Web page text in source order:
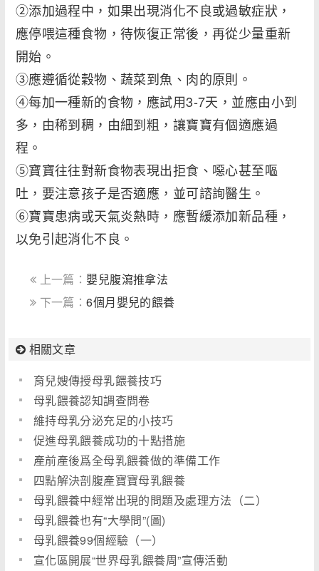
②添加過程中，如果出現消化不良或過敏症狀，
應停喂這種食物，待恢復正常後，再從少量重新
開始。
③應遵循從穀物、蔬菜到魚、肉的原則。
④每加一種新的食物，應試用3-7天，並應由小到
多，由稀到稠，由細到粗，讓寶寶有個適應過
程。
⑤寶寶往往對新食物表現出拒食、噁心甚至嘔
吐，要注意孩子是否適應，並可諮詢醫生。
⑥寶寶患病或天氣炎熱時，應暫緩添加新品種，
以免引起消化不良。
上一篇： 嬰兒腹瀉推拿法
下一篇：6個月嬰兒的餵養
相關文章
育兒嫂傳授母乳餵養技巧
母乳餵養認知調查問卷
維持母乳分泌充足的小技巧
促進母乳餵養成功的十點措施
產前產後爲全母乳餵養做的準備工作
四點解決剖腹產寶寶母乳餵養
母乳餵養中經常出現的問題及處理方法（二）
母乳餵養也有“大學問”(圖)
母乳餵養99個經驗（一）
宣化區開展“世界母乳餵養周”宣傳活動